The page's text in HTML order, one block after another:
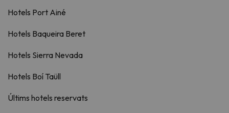
Hotels Port Ainé
Hotels Baqueira Beret
Hotels Sierra Nevada
Hotels Boí Taüll
Últims hotels reservats